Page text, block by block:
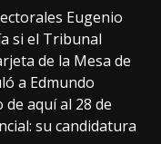
Eugenio
si el Tribunal
de la Mesa de
a Edmundo
aquí al 28 de
su candidatura